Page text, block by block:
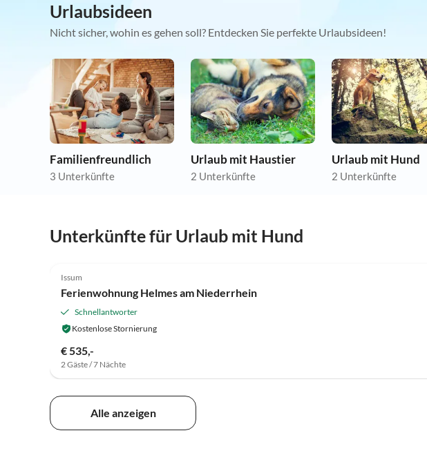
Urlaubsideen
Nicht sicher, wohin es gehen soll? Entdecken Sie perfekte Urlaubsideen!
Familienfreundlich
3 Unterkünfte
Urlaub mit Haustier
2 Unterkünfte
Urlaub mit Hund
2 Unterkünfte
Unterkünfte für Urlaub mit Hund
Issum
Ferienwohnung Helmes am Niederrhein
Schnellantworter
Kostenlose Stornierung
€ 535,-
2 Gäste / 7 Nächte
Alle anzeigen